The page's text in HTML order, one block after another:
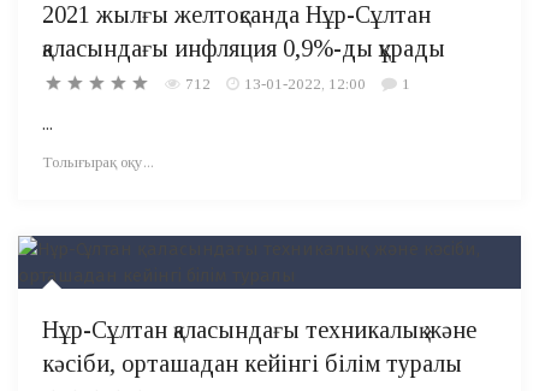
2021 жылғы желтоқсанда Нұр-Сұлтан
қаласындағы инфляция 0,9%-ды құрады
712 13-01-2022, 12:00 1
...
Толығырақ оқу...
Нұр-Сұлтан қаласындағы техникалық және
кәсіби, орташадан кейінгі білім туралы